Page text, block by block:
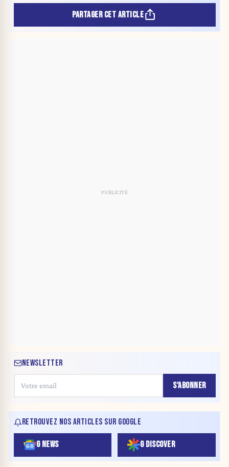
PARTAGER CET ARTICLE
NEWSLETTER
S'ABONNER
RETROUVEZ NOS ARTICLES SUR GOOGLE
G NEWS G DISCOVER